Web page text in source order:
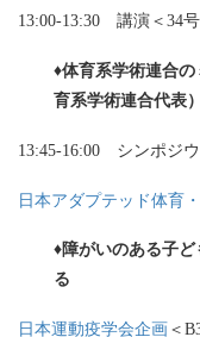
13:00-13:30 講演＜34号
♦体育系学術連合
育系学術連合代表）
13:45-16:00 シンポジ
日本アダプテッド体育
♦障がいのある子
る
日本運動疫学会企画 ＜